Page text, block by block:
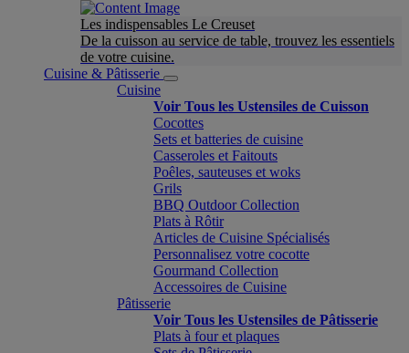
Les indispensables Le Creuset
De la cuisson au service de table, trouvez les essentiels
de votre cuisine.
Cuisine & Pâtisserie
Cuisine
Voir Tous les Ustensiles de Cuisson
Cocottes
Sets et batteries de cuisine
Casseroles et Faitouts
Poêles, sauteuses et woks
Grils
BBQ Outdoor Collection
Plats à Rôtir
Articles de Cuisine Spécialisés
Personnalisez votre cocotte
Gourmand Collection
Accessoires de Cuisine
Pâtisserie
Voir Tous les Ustensiles de Pâtisserie
Plats à four et plaques